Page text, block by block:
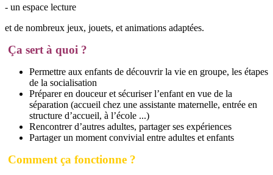
- un espace lecture
et de nombreux jeux, jouets, et animations adaptées.
Ça sert à quoi ?
Permettre aux enfants de découvrir la vie en groupe, les étapes
de la socialisation
Préparer en douceur et sécuriser l’enfant en vue de la
séparation (accueil chez une assistante maternelle, entrée en
structure d’accueil, à l’école ...)
Rencontrer d’autres adultes, partager ses expériences
Partager un moment convivial entre adultes et enfants
Comment ça fonctionne ?